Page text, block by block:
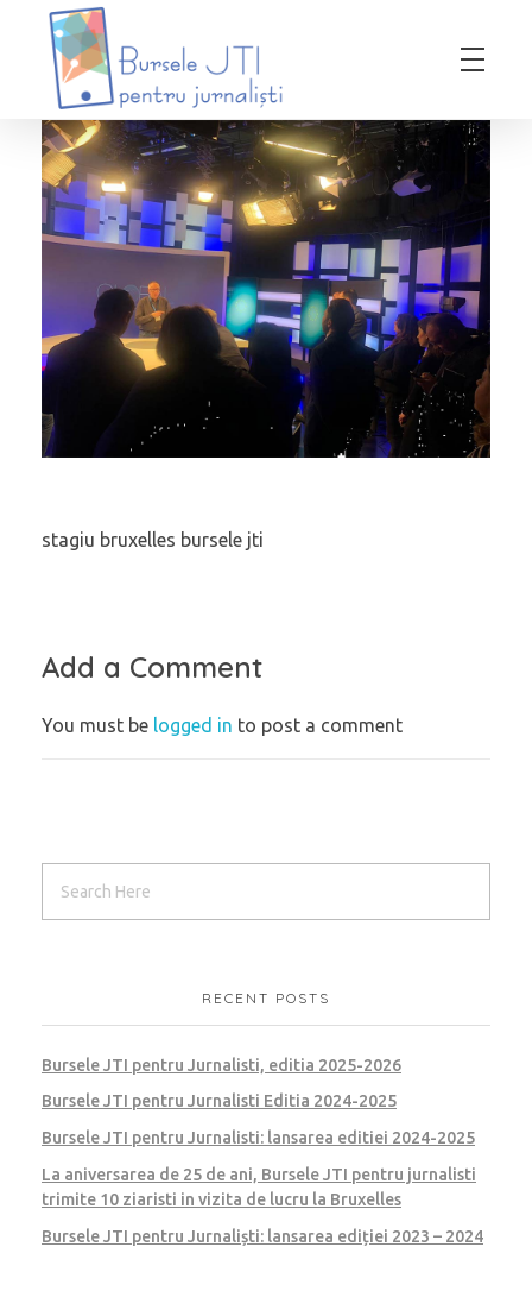
Bursele JTI pentru Jurnalisti
ediția 2018-2019
stagiu bruxelles bursele jti
Add a Comment
You must be logged in to post a comment
RECENT POSTS
Bursele JTI pentru Jurnalisti, editia 2025-2026
Bursele JTI pentru Jurnalisti Editia 2024-2025
Bursele JTI pentru Jurnalisti: lansarea editiei 2024-2025
La aniversarea de 25 de ani, Bursele JTI pentru jurnalisti
trimite 10 ziaristi in vizita de lucru la Bruxelles
Bursele JTI pentru Jurnaliști: lansarea ediției 2023 – 2024